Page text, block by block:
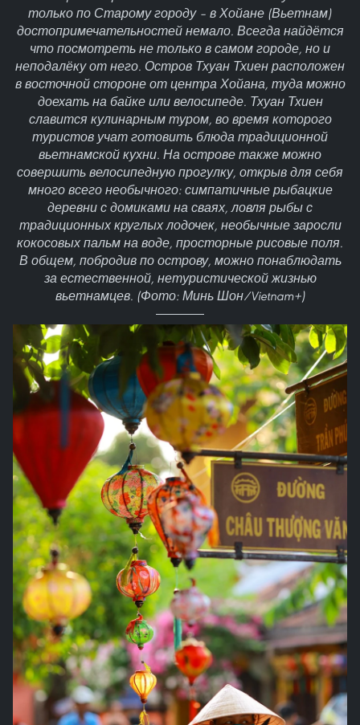
только по Старому городу – в Хойане (Вьетнам)
достопримечательностей немало. Всегда найдётся
что посмотреть не только в самом городе, но и
неподалёку от него. Остров Тхуан Тхиен расположен
в восточной стороне от центра Хойана, туда можно
доехать на байке или велосипеде. Тхуан Тхиен
славится кулинарным туром, во время которого
туристов учат готовить блюда традиционной
вьетнамской кухни. На острове также можно
совершить велосипедную прогулку, открыв для себя
много всего необычного: симпатичные рыбацкие
деревни с домиками на сваях, ловля рыбы с
традиционных круглых лодочек, необычные заросли
кокосовых пальм на воде, просторные рисовые поля.
В общем, побродив по острову, можно понаблюдать
за естественной, нетуристической жизнью
вьетнамцев. (Фото: Минь Шон/Vietnam+)